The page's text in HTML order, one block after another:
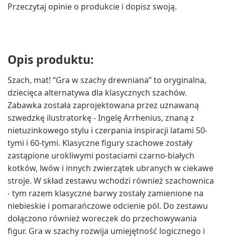
Przeczytaj opinie o produkcie i dopisz swoją.
Opis produktu:
Szach, mat! “Gra w szachy drewniana” to oryginalna,
dziecięca alternatywa dla klasycznych szachów.
Zabawka została zaprojektowana przez uznawaną
szwedzkę ilustratorkę - Ingelę Arrhenius, znaną z
nietuzinkowego stylu i czerpania inspiracji latami 50-
tymi i 60-tymi. Klasyczne figury szachowe zostały
zastąpione urokliwymi postaciami czarno-białych
kotków, lwów i innych zwierzątek ubranych w ciekawe
stroje. W skład zestawu wchodzi również szachownica
- tym razem klasyczne barwy zostały zamienione na
niebieskie i pomarańczowe odcienie pól. Do zestawu
dołączono również woreczek do przechowywania
figur. Gra w szachy rozwija umiejętność logicznego i